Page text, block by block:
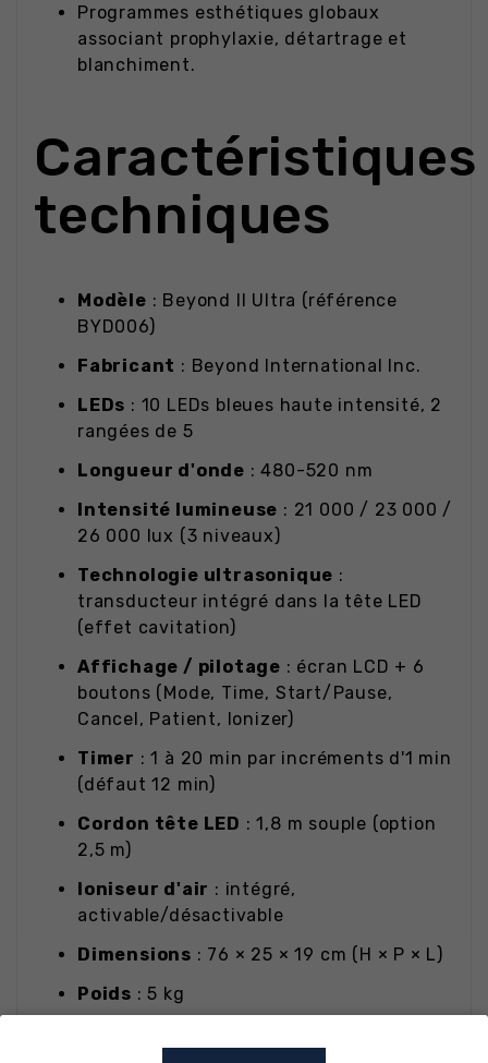
Programmes esthétiques globaux
associant prophylaxie, détartrage et
blanchiment.
Caractéristiques
techniques
Modèle : Beyond II Ultra (référence
BYD006)
Fabricant : Beyond International Inc.
LEDs : 10 LEDs bleues haute intensité, 2
rangées de 5
Longueur d'onde : 480-520 nm
Intensité lumineuse : 21 000 / 23 000 /
26 000 lux (3 niveaux)
Technologie ultrasonique :
transducteur intégré dans la tête LED
(effet cavitation)
Affichage / pilotage : écran LCD + 6
boutons (Mode, Time, Start/Pause,
Cancel, Patient, Ionizer)
Timer : 1 à 20 min par incréments d'1 min
(défaut 12 min)
Cordon tête LED : 1,8 m souple (option
2,5 m)
Ioniseur d'air : intégré,
activable/désactivable
Dimensions : 76 × 25 × 19 cm (H × P × L)
Poids : 5 kg